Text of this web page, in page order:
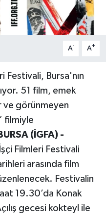
A- A+
Festivali, Bursa'nın
51 film, emek
ve görünmeyen
filmiyle
(İGFA) -
Filmleri Festivali
arasında film
Festivalin
19.30’da Konak
gecesi kokteyl ile